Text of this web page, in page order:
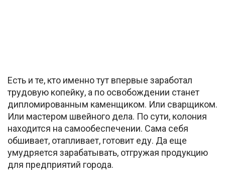
Есть и те, кто именно тут впервые заработал
трудовую копейку, а по освобождении станет
дипломированным каменщиком. Или сварщиком.
Или мастером швейного дела. По сути, колония
находится на самообеспечении. Сама себя
обшивает, отапливает, готовит еду. Да еще
умудряется зарабатывать, отгружая продукцию
для предприятий города.